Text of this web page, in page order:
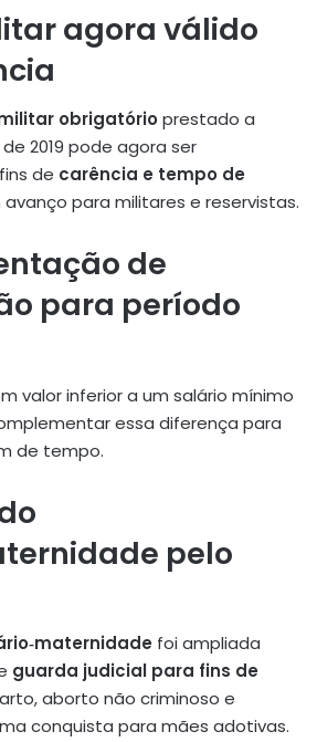
agora válido
obrigatório prestado a
2019 pode agora ser
de carência e tempo de
para militares e reservistas.
de
para período
valor inferior a um salário mínimo
essa diferença para
de tempo.
pelo
foi ampliada
guarda judicial para fins de
aborto não criminoso e
conquista para mães adotivas.